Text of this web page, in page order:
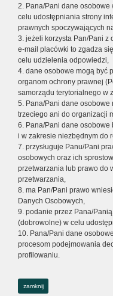
2. Pana/Pani dane osobowe
celu udostępniania strony
prawnych spoczywających
3. jeżeli korzysta Pan/Pani z
e-mail placówki to zgadza
celu udzielenia odpowiedzi,
4. dane osobowe mogą być
organom ochrony prawnej
samorządu terytorialnego w
5. Pana/Pani dane
trzeciego ani do organizacji
6. Pana/Pani dane osobowe
i w zakresie niezbędnym do
7. przysługuje Panu/Pani
osobowych oraz ich
przetwarzania lub prawo do
przetwarzania,
8. ma Pan/Pani prawo
Danych Osobowych,
9. podanie przez Pana/
(dobrowolne) w celu
10. Pana/Pani dane
procesom podejmowania
profilowaniu.
zamknij